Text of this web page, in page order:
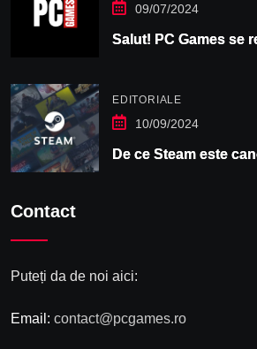
09/07/2024
Salut! PC Games se
EDITORIALE
10/09/2024
De ce Steam este
Contact
Puteți da de noi aici:
Email: contact@pcgames.ro